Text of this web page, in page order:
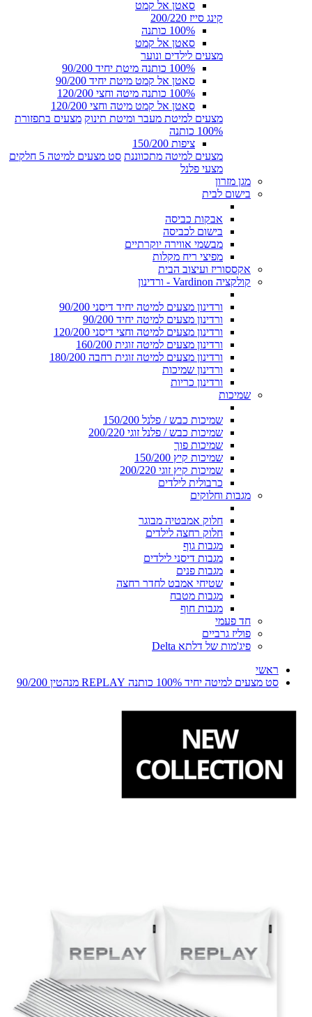
סאטן אל קמט
קינג סייז 200/220
100% כותנה
סאטן אל קמט
מצעים לילדים ונוער
100% כותנה מיטת יחיד 90/200
סאטן אל קמט מיטת יחיד 90/200
100% כותנה מיטה וחצי 120/200
סאטן אל קמט מיטה וחצי 120/200
מצעים למיטת מעבר ומיטת תינוק מצעים בתפזורת
100% כותנה
ציפות 150/200
מצעים למיטה מתכווננת סט מצעים למיטה 5 חלקים
מצעי פלנל
מגן מזרון
בישום לבית
אבקות כביסה
בישום לכביסה
מבשמי אווירה יוקרתיים
מפיצי ריח מקלות
אקססוריז ועיצוב הבית
קולקציה Vardinon - ורדינון
ורדינון מצעים למיטה יחיד דיסני 90/200
ורדינון מצעים למיטה יחיד 90/200
ורדינון מצעים למיטה וחצי דיסני 120/200
ורדינון מצעים למיטה זוגית 160/200
ורדינון מצעים למיטה זוגית רחבה 180/200
ורדינון שמיכות
ורדינון כריות
שמיכות
שמיכות כבש / פלנל 150/200
שמיכות כבש / פלנל זוגי 200/220
שמיכות פוך
שמיכות קיץ 150/200
שמיכות קיץ זוגי 200/220
כרבולית לילדים
מגבות וחלוקים
חלוק אמבטיה מבוגר
חלוק רחצה לילדים
מגבות גוף
מגבות דיסני לילדים
מגבות פנים
שטיחי אמבט לחדר רחצה
מגבות מטבח
מגבות חוף
חד פעמי
פוליז גרביים
פיג'מות של דלתא Delta
ראשי
סט מצעים למיטה יחיד 100% כותנה REPLAY מנהטין 90/200